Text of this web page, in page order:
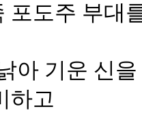
포도주 부대
아 기운 신
하고